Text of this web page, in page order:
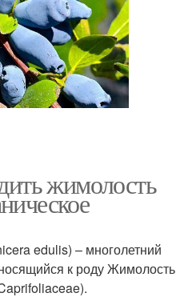
жимолость
edulis) – многолетний
к роду Жимолость